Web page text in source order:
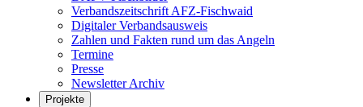
Verbandszeitschrift AFZ-Fischwaid
Digitaler Verbandsausweis
Zahlen und Fakten rund um das Angeln
Termine
Presse
Newsletter Archiv
Projekte